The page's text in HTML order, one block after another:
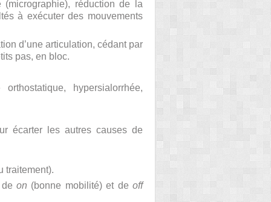
réduction de la
à exécuter des mouvements
d’une articulation, cédant par
pas, en bloc.
hypersialorrhée,
écarter les autres causes de
traitement).
deon (bonne mobilité) et deoff